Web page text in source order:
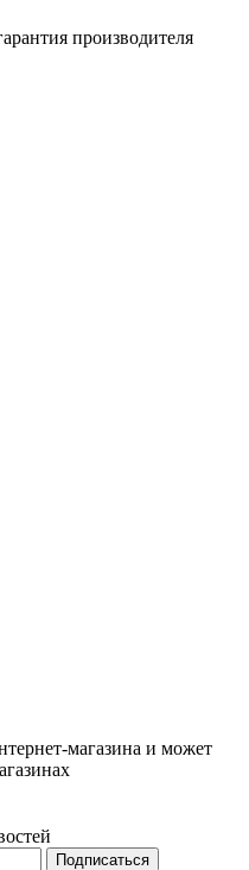
производителя
магазина и может
Подписаться